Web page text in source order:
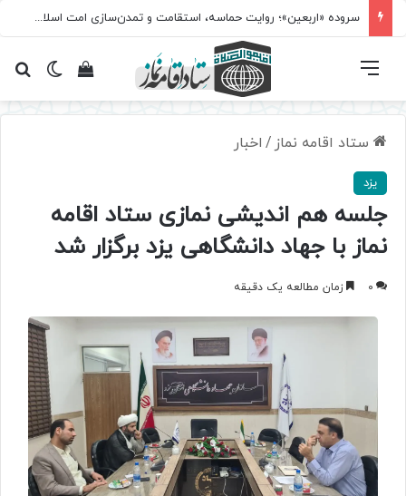
سروده‌ «اربعین»؛ روایت حماسه، استقامت و تمدن‌سازی امت اسلامی
تغییرمشاهده فهرست
ستاد اقامه نماز / اخبار
یزد
جلسه هم اندیشی نمازی ستاد اقامه
نماز با جهاد دانشگاهی یزد برگزار شد
0 زمان مطالعه یک دقیقه